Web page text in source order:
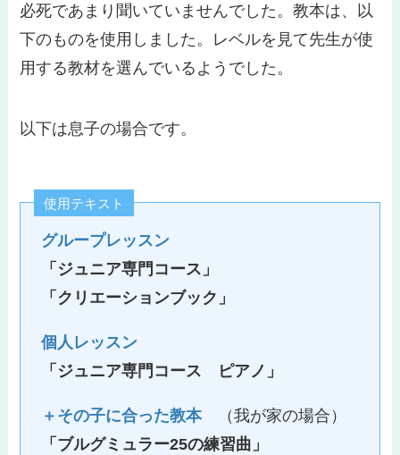
必死であまり聞いていませんでした。教本は、以
下のものを使用しました。レベルを見て先生が使
用する教材を選んでいるようでした。
以下は息子の場合です。
使用テキスト
グループレッスン
「ジュニア専門コース」
「クリエーションブック」
個人レッスン
「ジュニア専門コース ピアノ」
＋その子に合った教本（我が家の場合）
「ブルグミュラー25の練習曲」